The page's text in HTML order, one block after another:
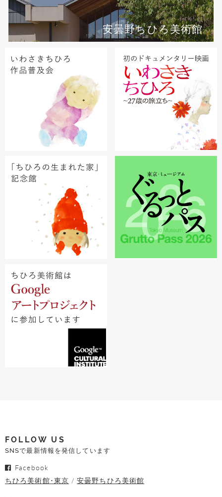
安曇野ちひろ美術館
FOLLOW US
SNSで最新情報を発信しています
Facebook
ちひろ美術館･東京
安曇野ちひろ美術館